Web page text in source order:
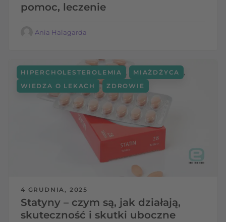
pomoc, leczenie
Ania Halagarda
4 GRUDNIA, 2025
Statyny – czym są, jak działają,
skuteczność i skutki uboczne
HIPERCHOLESTEROLEMIA , MIAŻDŻYCA ,
WIEDZA O LEKACH , ZDROWIE